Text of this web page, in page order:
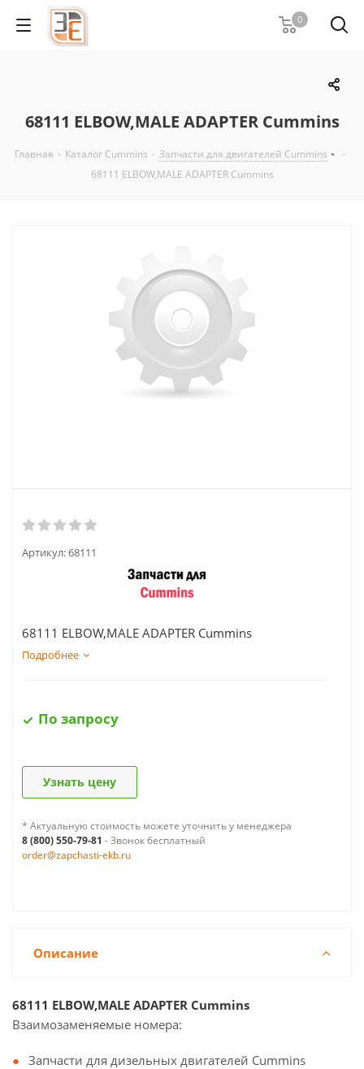
0
68111 ELBOW,MALE ADAPTER Cummins
Главная - Каталог Cummins - Запчасти для двигателей Cummins
-
68111 ELBOW,MALE ADAPTER Cummins
Артикул:68111
68111 ELBOW,MALE ADAPTER Cummins
Подробнее
По запросу
Узнать цену
* Актуальную стоимость можете уточнить у менеджера
8 (800) 550-79-81 - Звонок бесплатный
order@zapchasti-ekb.ru
Описание
68111 ELBOW,MALE ADAPTER Cummins
Взаимозаменяемые номера:
Запчасти для дизельных двигателей Cummins